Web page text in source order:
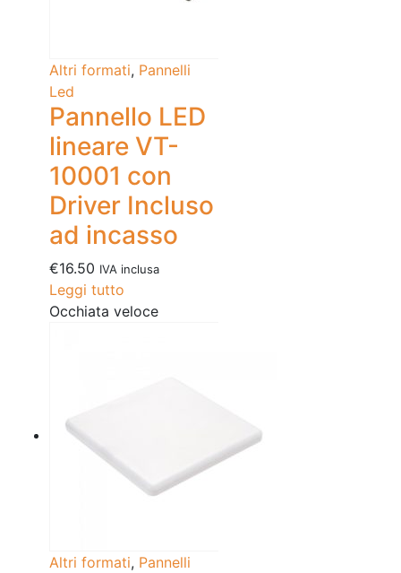
Altri formati, Pannelli
Led
Pannello LED
lineare VT-
10001 con
Driver Incluso
ad incasso
€16.50 IVA inclusa
Leggi tutto
Occhiata veloce
Altri formati, Pannelli